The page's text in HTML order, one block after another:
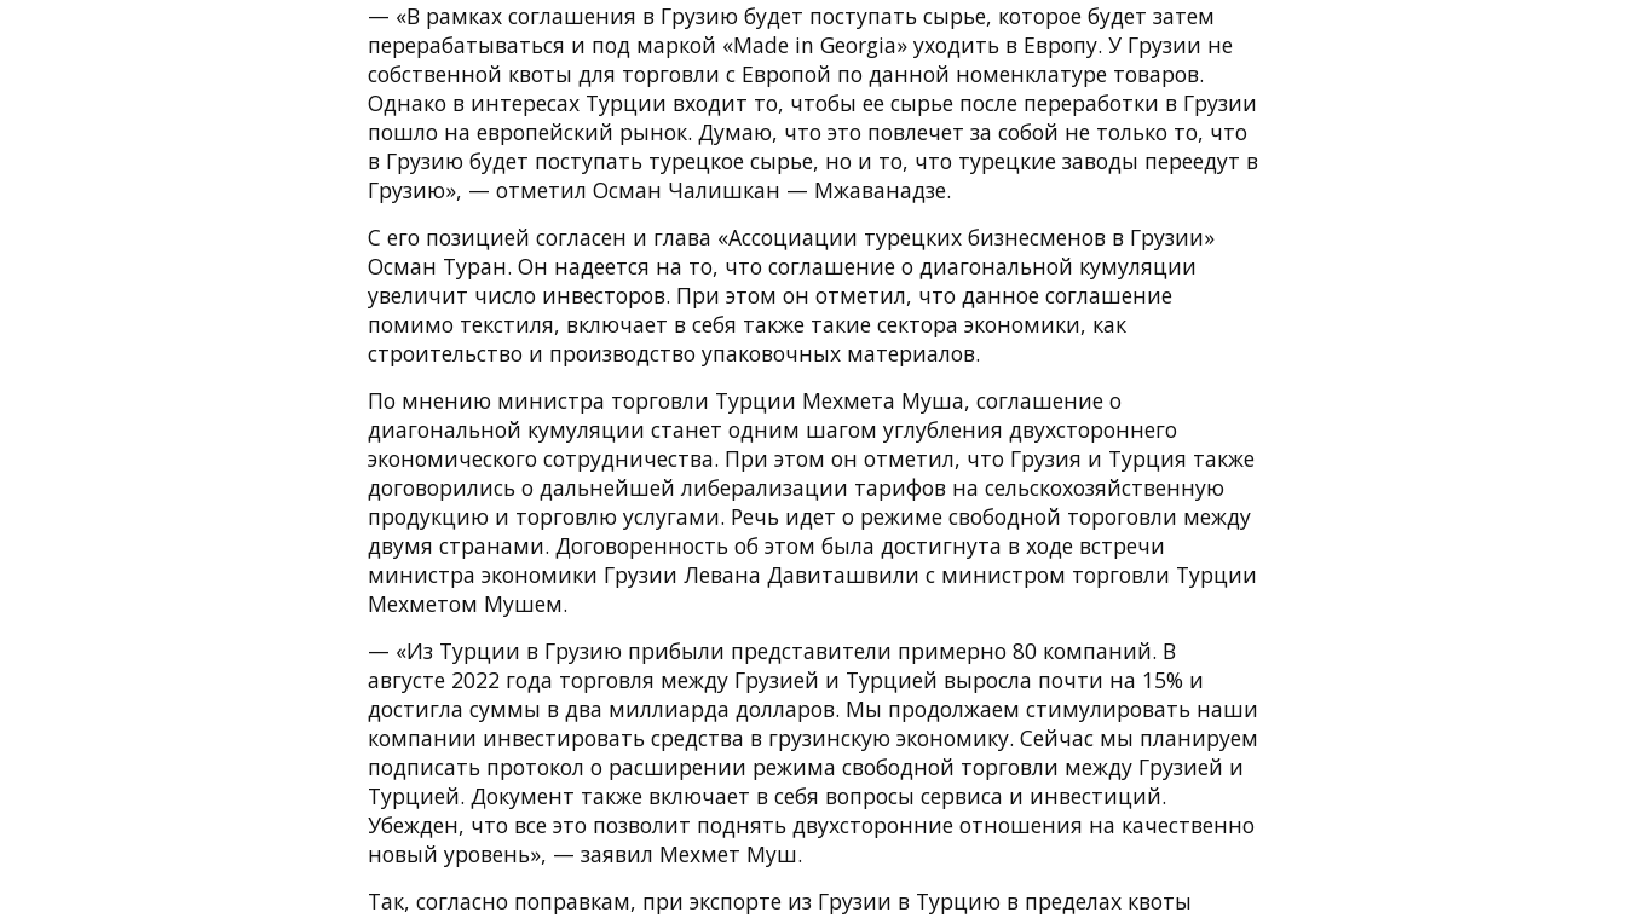
— «В рамках соглашения в Грузию будет поступать сырье, которое будет затем
перерабатываться и под маркой «Made in Georgia» уходить в Европу. У Грузии не
собственной квоты для торговли с Европой по данной номенклатуре товаров.
Однако в интересах Турции входит то, чтобы ее сырье после переработки в Грузии
пошло на европейский рынок. Думаю, что это повлечет за собой не только то, что
в Грузию будет поступать турецкое сырье, но и то, что турецкие заводы переедут в
Грузию», — отметил Осман Чалишкан — Мжаванадзе.
С его позицией согласен и глава «Ассоциации турецких бизнесменов в Грузии»
Осман Туран. Он надеется на то, что соглашение о диагональной кумуляции
увеличит число инвесторов. При этом он отметил, что данное соглашение
помимо текстиля, включает в себя также такие сектора экономики, как
строительство и производство упаковочных материалов.
По мнению министра торговли Турции Мехмета Муша, соглашение о
диагональной кумуляции станет одним шагом углубления двухстороннего
экономического сотрудничества. При этом он отметил, что Грузия и Турция также
договорились о дальнейшей либерализации тарифов на сельскохозяйственную
продукцию и торговлю услугами. Речь идет о режиме свободной тороговли между
двумя странами. Договоренность об этом была достигнута в ходе встречи
министра экономики Грузии Левана Давиташвили с министром торговли Турции
Мехметом Мушем.
— «Из Турции в Грузию прибыли представители примерно 80 компаний. В
августе 2022 года торговля между Грузией и Турцией выросла почти на 15% и
достигла суммы в два миллиарда долларов. Мы продолжаем стимулировать наши
компании инвестировать средства в грузинскую экономику. Сейчас мы планируем
подписать протокол о расширении режима свободной торговли между Грузией и
Турцией. Документ также включает в себя вопросы сервиса и инвестиций.
Убежден, что все это позволит поднять двухсторонние отношения на качественно
новый уровень», — заявил Мехмет Муш.
Так, согласно поправкам, при экспорте из Грузии в Турцию в пределах квоты